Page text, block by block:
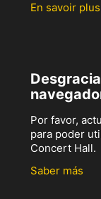
En savoir plus
Por favor,
para poder
Concert Hall.
Saber más